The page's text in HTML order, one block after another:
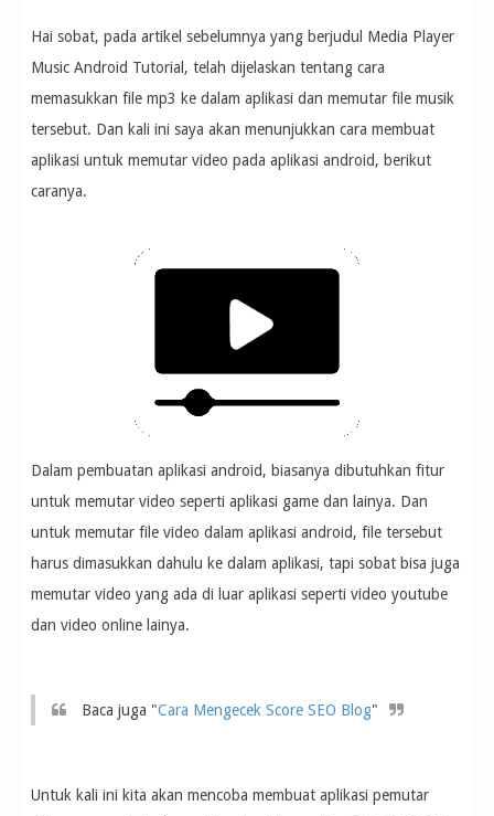
Hai sobat, pada artikel sebelumnya yang berjudul Media Player
Music Android Tutorial, telah dijelaskan tentang cara
memasukkan file mp3 ke dalam aplikasi dan memutar file musik
tersebut. Dan kali ini saya akan menunjukkan cara membuat
aplikasi untuk memutar video pada aplikasi android, berikut
caranya.
Dalam pembuatan aplikasi android, biasanya dibutuhkan fitur
untuk memutar video seperti aplikasi game dan lainya. Dan
untuk memutar file video dalam aplikasi android, file tersebut
harus dimasukkan dahulu ke dalam aplikasi, tapi sobat bisa juga
memutar video yang ada di luar aplikasi seperti video youtube
dan video online lainya.
Baca juga "Cara Mengecek Score SEO Blog"
Untuk kali ini kita akan mencoba membuat aplikasi pemutar